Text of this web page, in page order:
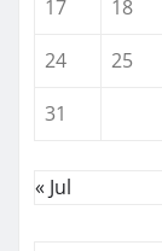
17
18
24
25
31
« Jul